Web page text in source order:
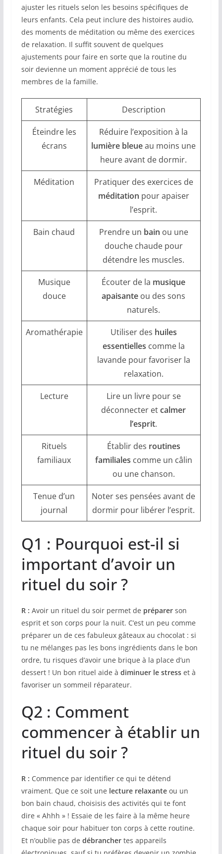
ajuster les rituels selon les besoins spécifiques de
leurs enfants. Cela peut inclure des histoires audio,
des moments de méditation ou même des exercices
de relaxation. Il suffit souvent de quelques
ajustements pour faire en sorte que la routine du
soir devienne un moment apprécié de tous les
membres de la famille.
Stratégies Description
Éteindre les
écrans
Réduire l’exposition à la
lumière bleueau moins une
heure avant de dormir.
Méditation
Pratiquer des exercices de
méditation pour apaiser
l’esprit.
Bain chaud Prendre un bain ou une
douche chaude pour
détendre les muscles.
Musique
douce
Écouter de la musique
apaisante ou des sons
naturels.
Aromathérapie Utiliser des huiles
essentielles comme la
lavande pour favoriser la
relaxation.
Lecture
Lire un livre pour se
déconnecter etcalmer
l’esprit.
Rituels
familiaux
Établir des routines
familiales comme un câlin
ou une chanson.
Tenue d’un
journal
Noter ses pensées avant de
dormir pour libérer l’esprit.
Q1 : Pourquoi est-il si
important d’avoir un
rituel du soir ?
R : Avoir un rituel du soir permet de préparerson
esprit et son corps pour la nuit. C’est un peu comme
préparer un de ces fabuleux gâteaux au chocolat : si
tu ne mélanges pas les bons ingrédients dans le bon
ordre, tu risques d’avoir une brique à la place d’un
dessert ! Un bon rituel aide à diminuer le stresset à
favoriser un sommeil réparateur.
Q2 : Comment
commencer à établir un
rituel du soir ?
R : Commence par identifier ce qui te détend
vraiment. Que ce soit une lecture relaxanteou un
bon bain chaud, choisisis des activités qui te font
dire « Ahhh » ! Essaie de les faire à la même heure
chaque soir pour habituer ton corps à cette routine.
Et n’oublie pas de débranchertes appareils